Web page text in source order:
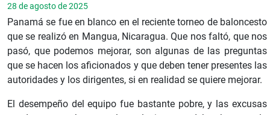
28 de agosto de 2025
Panamá se fue en blanco en el reciente torneo de baloncesto
que se realizó en Mangua, Nicaragua. Que nos faltó, que nos
pasó, que podemos mejorar, son algunas de las preguntas
que se hacen los aficionados y que deben tener presentes las
autoridades y los dirigentes, si en realidad se quiere mejorar.
El desempeño del equipo fue bastante pobre, y las excusas